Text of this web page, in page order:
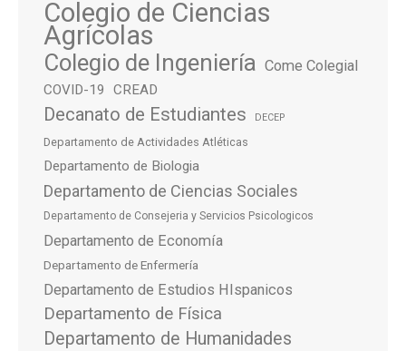
Colegio de Ciencias
Agrícolas
Colegio de Ingeniería Come Colegial
COVID-19 CREAD
Decanato de Estudiantes DECEP
Departamento de Actividades Atléticas
Departamento de Biologia
Departamento de Ciencias Sociales
Departamento de Consejeria y Servicios Psicologicos
Departamento de Economía
Departamento de Enfermería
Departamento de Estudios HIspanicos
Departamento de Física
Departamento de Humanidades